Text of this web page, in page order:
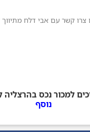
צרו קשר עם אבי דלח מתיווך
למכור נכס בהרצליה
נוסף